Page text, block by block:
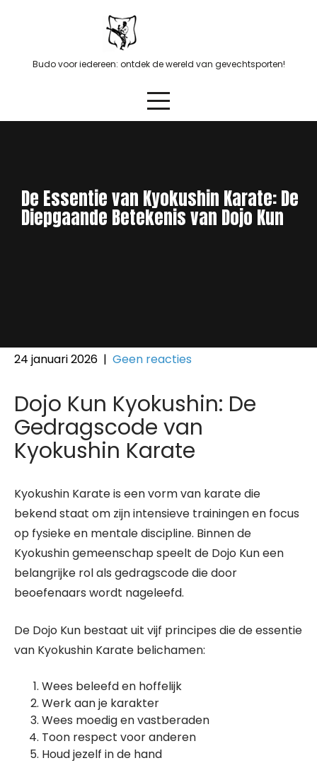
Budo voor iedereen: ontdek de wereld van gevechtsporten!
De Essentie van Kyokushin Karate: De
Diepgaande Betekenis van Dojo Kun
24 januari 2026 | Geen reacties
Dojo Kun Kyokushin: De
Gedragscode van
Kyokushin Karate
Kyokushin Karate is een vorm van karate die
bekend staat om zijn intensieve trainingen en focus
op fysieke en mentale discipline. Binnen de
Kyokushin gemeenschap speelt de Dojo Kun een
belangrijke rol als gedragscode die door
beoefenaars wordt nageleefd.
De Dojo Kun bestaat uit vijf principes die de essentie
van Kyokushin Karate belichamen:
Wees beleefd en hoffelijk
Werk aan je karakter
Wees moedig en vastberaden
Toon respect voor anderen
Houd jezelf in de hand